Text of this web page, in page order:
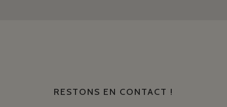
RESTONS EN CONTACT !